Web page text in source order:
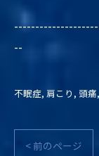
--
不眠症 肩こり 頭痛
< 前のページ